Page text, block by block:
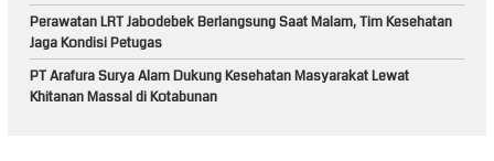
Perawatan LRT Jabodebek Berlangsung Saat Malam, Tim Kesehatan
Jaga Kondisi Petugas
PT Arafura Surya Alam Dukung Kesehatan Masyarakat Lewat
Khitanan Massal di Kotabunan